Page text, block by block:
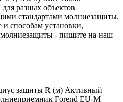
разных объектов
стандартами молниезащиты.
способам установки,
- пишите на наш
защиты R (м) Активный
Forend EU-M